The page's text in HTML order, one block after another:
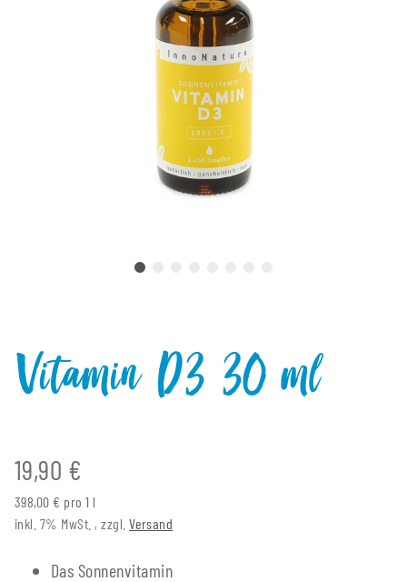
Vitamin D3 30 ml
19,90 €
398,00 € pro 1 l
inkl. 7% MwSt. , zzgl.Versand
Das Sonnenvitamin